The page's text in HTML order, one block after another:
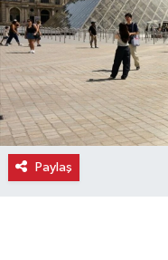
Paylaş
Gündem
Gurme
Haber
İlçe Haberleri